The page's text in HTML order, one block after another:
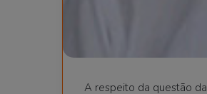
A respeito da questão da